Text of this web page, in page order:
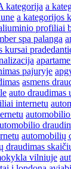
kategorija a
a kategorijos
profiliai
spa palanga
kursai
pajuryje
asmens
auto draudimas
internetu
automobilių
draudimas
vilniuje